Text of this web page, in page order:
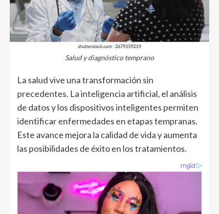
Salud y diagnóstico temprano
La salud vive una transformación sin
precedentes. La inteligencia artificial, el análisis
de datos y los dispositivos inteligentes permiten
identificar enfermedades en etapas tempranas.
Este avance mejora la calidad de vida y aumenta
las posibilidades de éxito en los tratamientos.